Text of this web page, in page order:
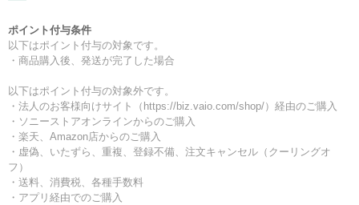
ポイント付与条件
以下はポイント付与の対象です。
・商品購入後、発送が完了した場合
以下はポイント付与の対象外です。
・法人のお客様向けサイト（https://biz.vaio.com/shop/）経由のご購入
・ソニーストアオンラインからのご購入
・楽天、Amazon店からのご購入
・虚偽、いたずら、重複、登録不備、注文キャンセル（クーリングオ
フ）
・送料、消費税、各種手数料
・アプリ経由でのご購入